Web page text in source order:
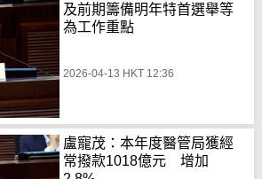
及前期籌備明年特首選舉等
為工作重點
2026-04-13 HKT 12:36
盧寵茂：本年度醫管局獲經
常撥款1018億元 增加